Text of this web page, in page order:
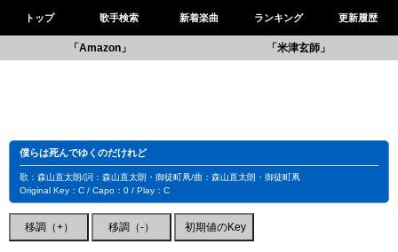
トップ 歌手検索 新着楽曲 ランキング 更新履歴
「Amazon」 「米津玄師」
僕らは死んでゆくのだけれど
歌：森山直太朗/詞：森山直太朗・御徒町凧/曲：森山直太朗・御徒町凧
Original Key：C / Capo：0 / Play：C